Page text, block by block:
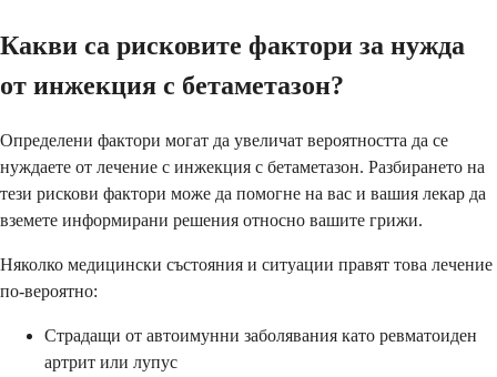
Какви са рисковите фактори за нужда
от инжекция с бетаметазон?
Определени фактори могат да увеличат вероятността да се
нуждаете от лечение с инжекция с бетаметазон. Разбирането на
тези рискови фактори може да помогне на вас и вашия лекар да
вземете информирани решения относно вашите грижи.
Няколко медицински състояния и ситуации правят това лечение
по-вероятно:
Страдащи от автоимунни заболявания като ревматоиден
артрит или лупус